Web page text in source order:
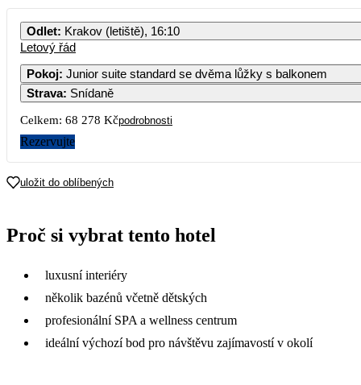
PO ÚT ST ČT PÁ
Odlet: Krakov (letiště), 16:10
Letový řád
Pokoj:
Junior suite standard se dvěma lůžky s balkonem
Strava: Snídaně
Celkem: 68 278 Kčpodrobnosti
Rezervujte
uložit do oblíbených
Proč si vybrat tento hotel
luxusní interiéry
několik bazénů včetně dětských
profesionální SPA a wellness centrum
ideální výchozí bod pro návštěvu zajímavostí v okolí